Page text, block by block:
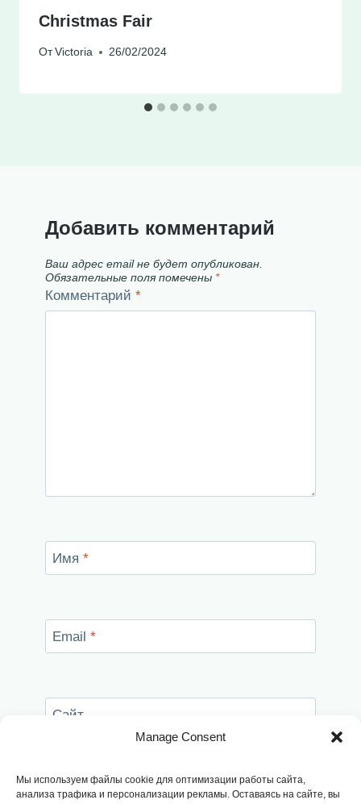
Manage Consent
Мы используем файлы cookie для оптимизации работы сайта,
анализа трафика и персонализации рекламы. Оставаясь на сайте, вы
Christmas Fair
От Victoria 26/02/2024
Добавить комментарий
Ваш адрес email не будет опубликован.
Обязательные поля помечены *
Комментарий *
Имя *
Email *
Сайт
этом браузере для последующих моих
комментариев.